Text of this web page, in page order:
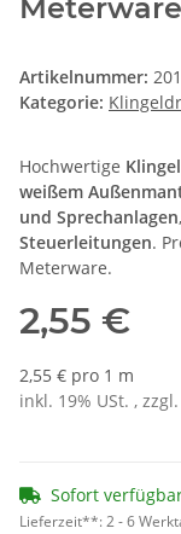
Meterware
Artikelnummer:
Kategorie:
Hochwertige
weißem
und Sprechanlagen,
Steuerleitungen.
Meterware.
2,55 €
2,55 € pro 1 m
inkl. 19% USt. , zzgl.
Sofort
Lieferzeit**:2 - 6